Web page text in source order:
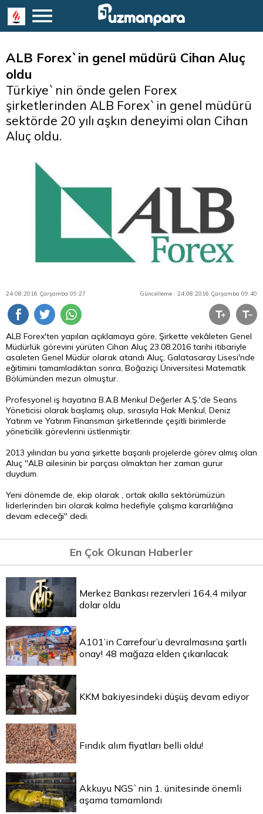
ALB Forex`in genel müdürü Cihan Aluç
oldu
Türkiye`nin önde gelen Forex
şirketlerinden ALB Forex`in genel müdürü
sektörde 20 yılı aşkın deneyimi olan Cihan
Aluç oldu.
24.08.2016 Çarşamba 09:27 Güncelleme : 24.08.2016 Çarşamba 09:40
ALB Forex'ten yapılan açıklamaya göre, Şirkette vekâleten Genel
Müdürlük görevini yürüten Cihan Aluç 23.08.2016 tarihi itibariyle
asaleten Genel Müdür olarak atandı Aluç, Galatasaray Lisesi'nde
eğitimini tamamladıktan sonra, Boğaziçi Üniversitesi Matematik
Bölümünden mezun olmuştur.
Profesyonel iş hayatına B.A.B Menkul Değerler A.Ş.'de Seans
Yöneticisi olarak başlamış olup, sırasıyla Hak Menkul, Deniz
Yatırım ve Yatırım Finansman şirketlerinde çeşitli birimlerde
yöneticilik görevlerini üstlenmiştir.
2013 yılından bu yana şirkette başarılı projelerde görev almış olan
Aluç ''ALB ailesinin bir parçası olmaktan her zaman gurur
duydum.
Yeni dönemde de, ekip olarak , ortak akılla sektörümüzün
liderlerinden biri olarak kalma hedefiyle çalışma kararlılığına
devam edeceği'' dedi.
En Çok Okunan Haberler
Merkez Bankası rezervleri 164,4 milyar
dolar oldu
A101’in Carrefour’u devralmasına şartlı
onay! 48 mağaza elden çıkarılacak
KKM bakiyesindeki düşüş devam ediyor
Fındık alım fiyatları belli oldu!
Akkuyu NGS`nin 1. ünitesinde önemli
aşama tamamlandı